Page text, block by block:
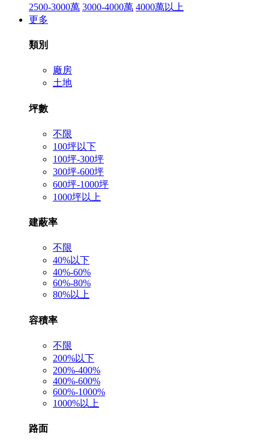
2500-3000萬 3000-4000萬 4000萬以上
更多
類別
廠房
土地
坪數
不限
100坪以下
100坪-300坪
300坪-600坪
600坪-1000坪
1000坪以上
建蔽率
不限
40%以下
40%-60%
60%-80%
80%以上
容積率
不限
200%以下
200%-400%
400%-600%
600%-1000%
1000%以上
路面